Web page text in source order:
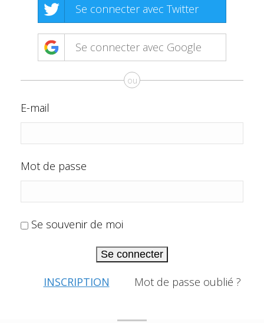
Se connecter avec Twitter
Se connecter avec Google
ou
E-mail
Mot de passe
Se souvenir de moi
Se connecter
INSCRIPTION Mot de passe oublié ?